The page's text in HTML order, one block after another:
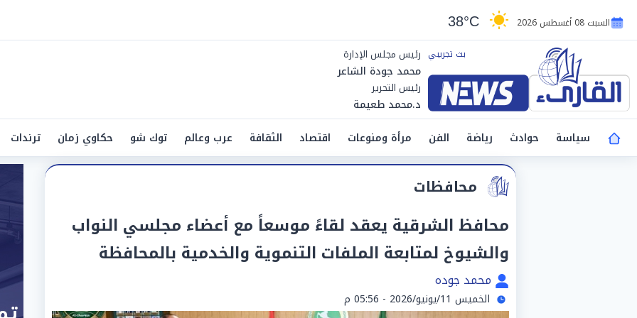
السبت 08 أغسطس 2026 38°C
رئيس مجلس الإدارة
محمد جودة الشاعر
رئيس التحرير
د.محمد طعيمة
سياسة
حوادث رياضة الفن مرأة ومنوعات اقتصاد الثقافة عرب وعالم توك شو حكاوي زمان ترندات
محافظات
محافظ الشرقية يعقد لقاءً موسعاً مع أعضاء مجلسي النواب
والشيوخ لمتابعة الملفات التنموية والخدمية بالمحافظة
محمد جوده
الخميس 11/يونيو/2026 - 05:56 م